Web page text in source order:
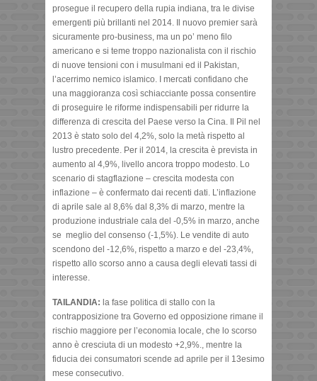
prosegue il recupero della rupia indiana, tra le divise
emergenti più brillanti nel 2014. Il nuovo premier sarà
sicuramente pro-business, ma un po’ meno filo
americano e si teme troppo nazionalista con il rischio
di nuove tensioni con i musulmani ed il Pakistan,
l’acerrimo nemico islamico. I mercati confidano che
una maggioranza così schiacciante possa consentire
di proseguire le riforme indispensabili per ridurre la
differenza di crescita del Paese verso la Cina. Il Pil nel
2013 è stato solo del 4,2%, solo la metà rispetto al
lustro precedente. Per il 2014, la crescita è prevista in
aumento al 4,9%, livello ancora troppo modesto. Lo
scenario di stagflazione – crescita modesta con
inflazione – è confermato dai recenti dati. L’inflazione
di aprile sale al 8,6% dal 8,3% di marzo, mentre la
produzione industriale cala del -0,5% in marzo, anche
se meglio del consenso (-1,5%). Le vendite di auto
scendono del -12,6%, rispetto a marzo e del -23,4%,
rispetto allo scorso anno a causa degli elevati tassi di
interesse.
TAILANDIA: la fase politica di stallo con la
contrapposizione tra Governo ed opposizione rimane il
rischio maggiore per l’economia locale, che lo scorso
anno è cresciuta di un modesto +2,9%., mentre la
fiducia dei consumatori scende ad aprile per il 13esimo
mese consecutivo.